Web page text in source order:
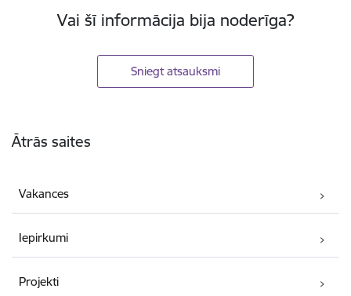
Vai šī informācija bija noderīga?
Sniegt atsauksmi
Ātrās saites
Vakances
Iepirkumi
Projekti